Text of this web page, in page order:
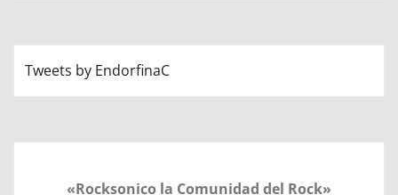
Tweets by EndorfinaC
«Rocksonico la Comunidad del Rock»